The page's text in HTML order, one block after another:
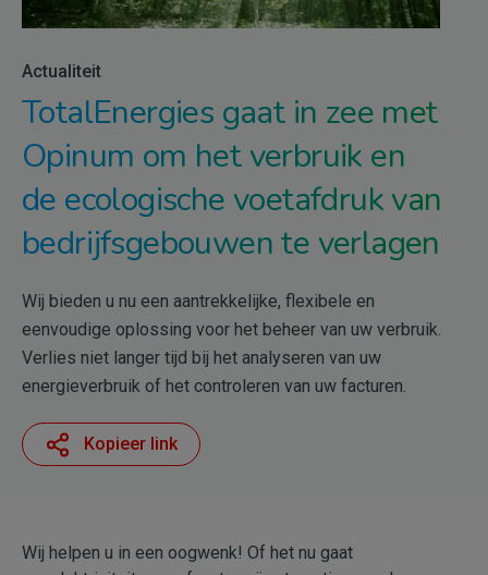
Actualiteit
TotalEnergies gaat in zee met
Opinum om het verbruik en
de ecologische voetafdruk van
bedrijfsgebouwen te verlagen
Wij bieden u nu een aantrekkelijke, flexibele en
eenvoudige oplossing voor het beheer van uw verbruik.
Verlies niet langer tijd bij het analyseren van uw
energieverbruik of het controleren van uw facturen.
Kopieer link
Wij helpen u in een oogwenk! Of het nu gaat